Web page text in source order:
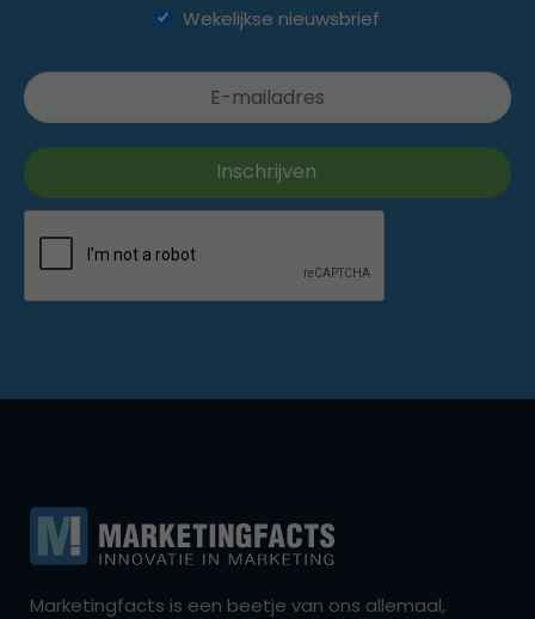
Wekelijkse nieuwsbrief
Marketingfacts is een beetje van ons allemaal,